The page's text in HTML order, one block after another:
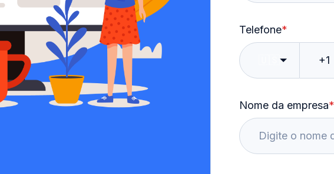
Telefone*
Nome da empresa*